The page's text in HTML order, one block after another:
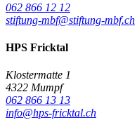
062 866 12 12
stiftung-mbf@stiftung-mbf.ch
HPS Fricktal
Klostermatte 1
4322 Mumpf
062 866 13 13
info@hps-fricktal.ch